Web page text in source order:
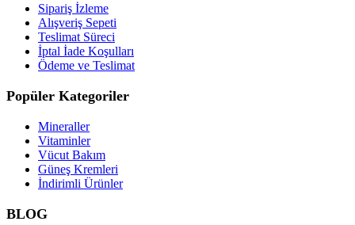
Sipariş İzleme
Alışveriş Sepeti
Teslimat Süreci
İptal İade Koşulları
Ödeme ve Teslimat
Popüler Kategoriler
Mineraller
Vitaminler
Vücut Bakım
Güneş Kremleri
İndirimli Ürünler
BLOG